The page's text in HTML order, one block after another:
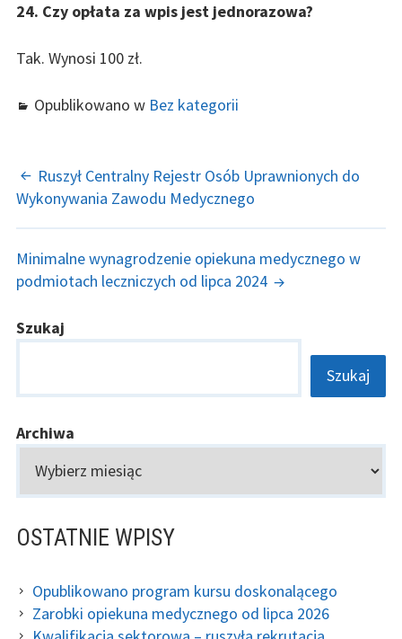
24. Czy opłata za wpis jest jednorazowa?
Tak. Wynosi 100 zł.
Opublikowano w Bez kategorii
ZOBACZ
WPISY
Ruszył Centralny Rejestr Osób Uprawnionych do
Wykonywania Zawodu Medycznego
Minimalne wynagrodzenie opiekuna medycznego w
podmiotach leczniczych od lipca 2024
GŁÓWNY
BOCZNY
Szukaj
Szukaj
Archiwa
OSTATNIE WPISY
Opublikowano program kursu doskonalącego
Zarobki opiekuna medycznego od lipca 2026